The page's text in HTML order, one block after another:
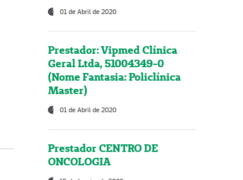
01 de Abril de 2020
Prestador: Vipmed Clínica
Geral Ltda, 51004349-0
(Nome Fantasia: Policlínica
Master)
01 de Abril de 2020
Prestador CENTRO DE
ONCOLOGIA